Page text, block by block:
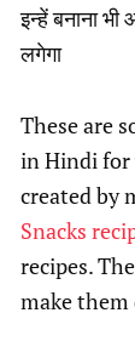
इन्हें बनाना
लगेगा
These are
in Hindi for
created by
Snacks
recipes.
make them